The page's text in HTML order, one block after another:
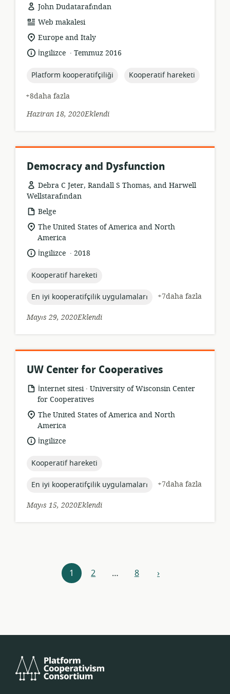
John Dudatarafından
Kaynak
formatı:
Web makalesi
Uygunluk
konumu:
Europe and Italy
Dil: İngilizce .
YayınTemmuz 2016
topic:
Platform kooperatifçiliği topic:
Kooperatif hareketi
+8daha fazla
Haziran 18, 2020Eklendi
Democracy and Dysfunction
Debra C Jeter, Randall S Thomas, and Harwell
Wellstarafından
Kaynak
formatı:
Belge
Uygunluk
konumu:
The United States of America and North
America
Dil: İngilizce .
Yayın2018
topic:
Kooperatif hareketi
topic:
En iyi kooperatifçilik uygulamaları
+7daha fazla
Mayıs 29, 2020Eklendi
UW Center for Cooperatives
Kaynak
formatı:
İnternet sitesi .
yayıncı:
University of Wisconsin Center
for Cooperatives
Uygunluk
konumu:
The United States of America and North
America
Dil: İngilizce
topic:
Kooperatif hareketi
topic:
En iyi kooperatifçilik uygulamaları
+7daha fazla
Mayıs 15, 2020Eklendi
Kaynaklar
navigasyonu
1 2 … 8 Sonraki
›
Platform